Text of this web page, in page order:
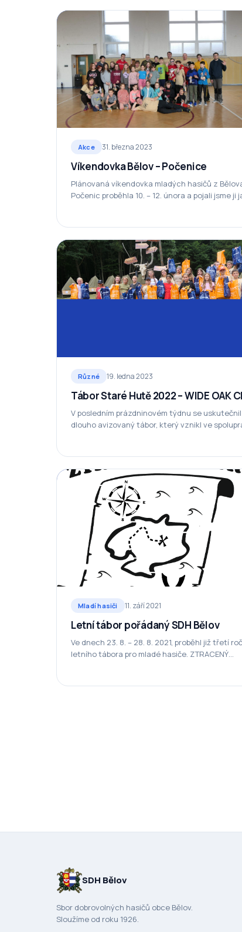
Akce 31. března 2023
Víkendovka Bělov – Počenice
Plánovaná víkendovka mladých hasičů z
Počenic proběhla 10. – 12. února a pojali jsme ji
Různé 19. ledna 2023
Tábor Staré Hutě 2022 – WIDE OAK
V posledním prázdninovém týdnu se uskutečnil
dlouho avizovaný tábor, který vznikl ve
Mladí hasiči 11. září 2021
Letní tábor pořádaný SDH Bělov
Ve dnech 23. 8. – 28. 8. 2021, proběhl již třetí
letního tábora pro mladé hasiče. ZTRACENÝ
SDH Bělov
Sbor dobrovolných hasičů obce Bělov.
Sloužíme od roku 1926.